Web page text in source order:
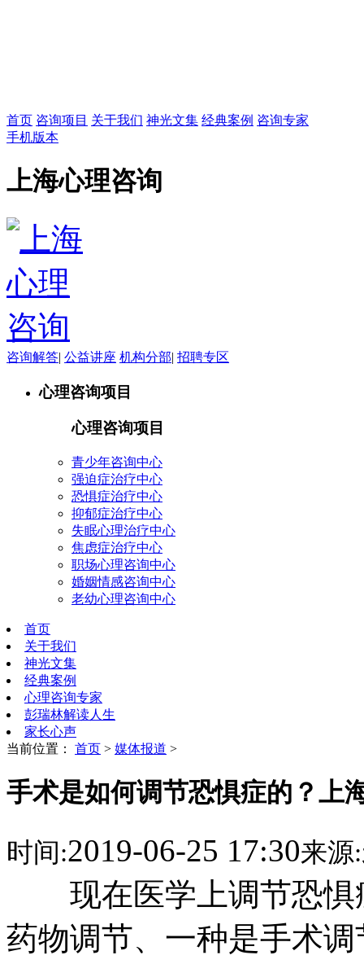
首页 咨询项目 关于我们 神光文集 经典案例 咨询专家
手机版本
上海心理咨询
咨询解答| 公益讲座 机构分部| 招聘专区
心理咨询项目
心理咨询项目
青少年咨询中心
强迫症治疗中心
恐惧症治疗中心
抑郁症治疗中心
失眠心理治疗中心
焦虑症治疗中心
职场心理咨询中心
婚姻情感咨询中心
老幼心理咨询中心
首页
关于我们
神光文集
经典案例
心理咨询专家
彭瑞林解读人生
家长心声
当前位置： 首页 > 媒体报道 >
手术是如何调节恐惧症的？上
时间:2019-06-25 17:30来源:
现在医学上调节恐惧
药物调节、一种是手术调